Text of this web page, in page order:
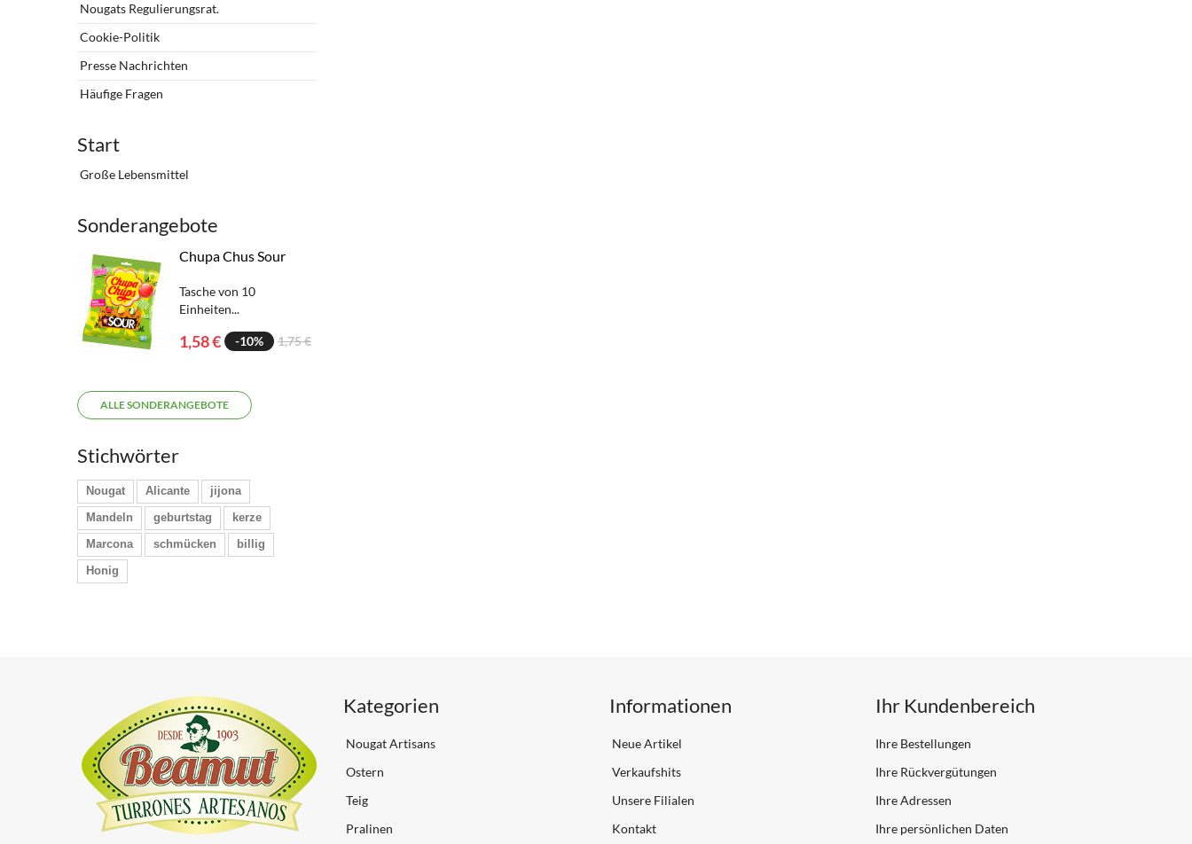
Nougats Regulierungsrat.
Cookie-Politik
Presse Nachrichten
Häufige Fragen
Start
Große Lebensmittel
Sonderangebote
Chupa Chus Sour
Tasche von 10
Einheiten...
1,58 € -10% 1,75 €
ALLE SONDERANGEBOTE
Stichwörter
Nougat Alicante
jijona
Mandeln
geburtstag
kerze
Marcona
schmücken
billig
Honig
Kategorien
Nougat Artisans
Ostern
Teig
Pralinen
Informationen
Neue Artikel
Verkaufshits
Unsere Filialen
Kontakt
Ihr Kundenbereich
Ihre Bestellungen
Ihre Rückvergütungen
Ihre Adressen
Ihre persönlichen Daten